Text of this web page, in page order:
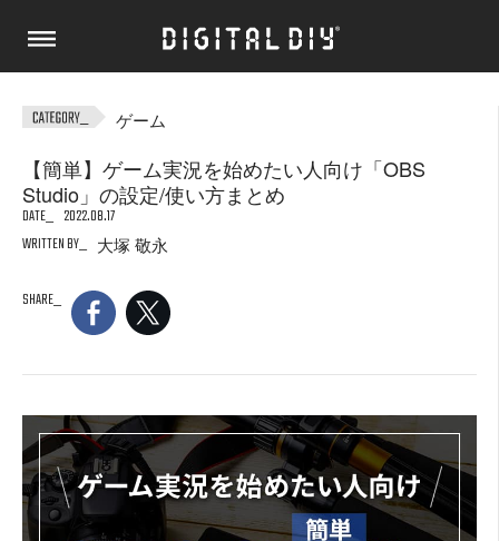
ゲーム
【簡単】ゲーム実況を始めたい人向け「OBS
Studio」の設定/使い方まとめ
DATE
2022.08.17
WRITTEN BY
大塚 敬永
SHARE